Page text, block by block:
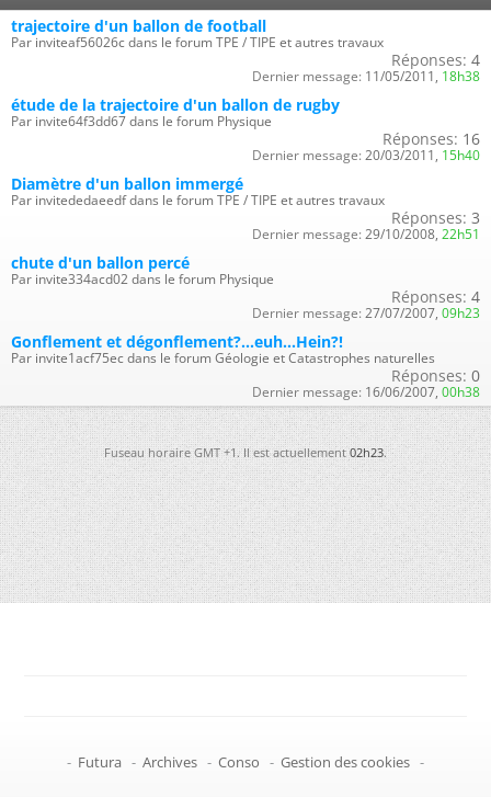
trajectoire d'un ballon de football
Par inviteaf56026c dans le forum TPE / TIPE et autres travaux
Réponses: 4
Dernier message: 11/05/2011, 18h38
étude de la trajectoire d'un ballon de rugby
Par invite64f3dd67 dans le forum Physique
Réponses: 16
Dernier message: 20/03/2011, 15h40
Diamètre d'un ballon immergé
Par invitededaeedf dans le forum TPE / TIPE et autres travaux
Réponses: 3
Dernier message: 29/10/2008, 22h51
chute d'un ballon percé
Par invite334acd02 dans le forum Physique
Réponses: 4
Dernier message: 27/07/2007, 09h23
Gonflement et dégonflement?...euh...Hein?!
Par invite1acf75ec dans le forum Géologie et Catastrophes naturelles
Réponses: 0
Dernier message: 16/06/2007, 00h38
Fuseau horaire GMT +1. Il est actuellement02h23.
- Futura - Archives - Conso - Gestion des cookies -